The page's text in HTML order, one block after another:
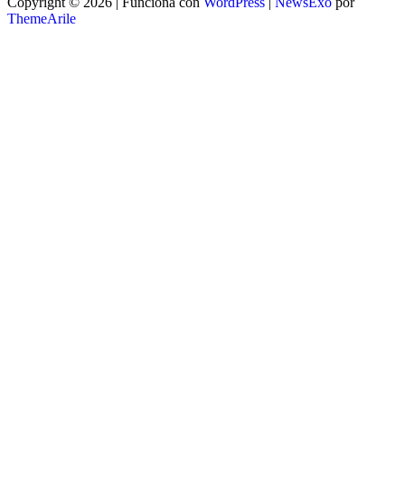
ThemeArile